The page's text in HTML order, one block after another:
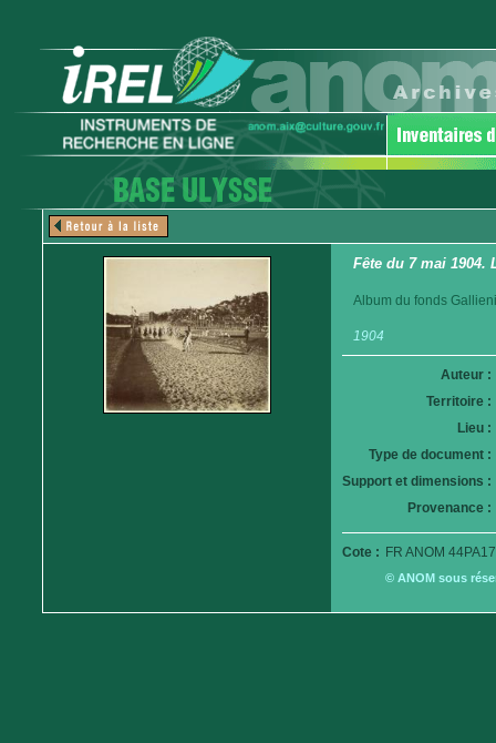
Fête du 7 mai 1904.
Album du fonds
1904
Auteur :
Territoire :
Lieu :
Type de document :
Support et dimensions :
Provenance :
Cote : FR ANOM
© ANOM sous